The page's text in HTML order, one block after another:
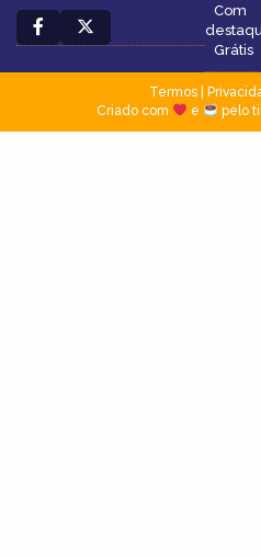
Com
Grátis
Termos|
Criado com
e pelo